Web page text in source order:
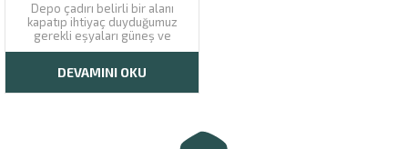
Depo çadırı belirli bir alanı
kapatıp ihtiyaç duyduğumuz
gerekli eşyaları güneş ve
yağmur gibi etkenlerden
olan bir sistemidir. Betonarme
yapıların aksine daha hızlı
DEVAMINI OKU